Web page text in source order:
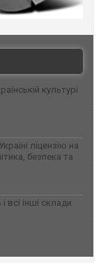
культурі
ліцензію на
безпека та
всі інші склади